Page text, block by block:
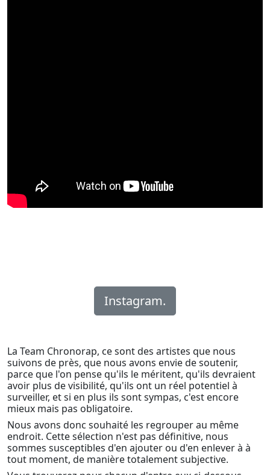
Instagram.
La Team Chronorap, ce sont des artistes que nous
suivons de près, que nous avons envie de soutenir,
parce que l'on pense qu'ils le méritent, qu'ils devraient
avoir plus de visibilité, qu'ils ont un réel potentiel à
surveiller, et si en plus ils sont sympas, c'est encore
mieux mais pas obligatoire.
Nous avons donc souhaité les regrouper au même
endroit. Cette sélection n'est pas définitive, nous
sommes susceptibles d'en ajouter ou d'en enlever à à
tout moment, de manière totalement subjective.